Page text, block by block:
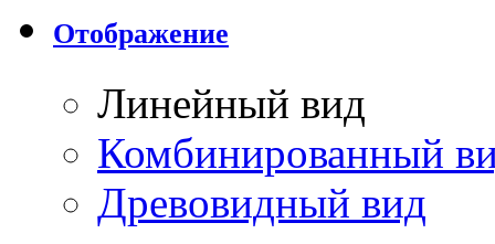
Отображение
Линейный вид
Комбинированный
Древовидный вид